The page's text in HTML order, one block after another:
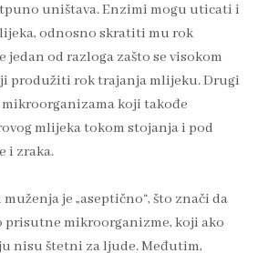
uništava. Enzimi mogu uticati i
odnosno skratiti mu rok
jedan od razloga zašto se visokom
produžiti rok trajanja mlijeku. Drugi
koji takođe
mlijeka tokom stojanja i pod
i zraka.
je „aseptično“, što znači da
prisutne mikroorganizme, koji ako
nisu štetni za ljude. Međutim,